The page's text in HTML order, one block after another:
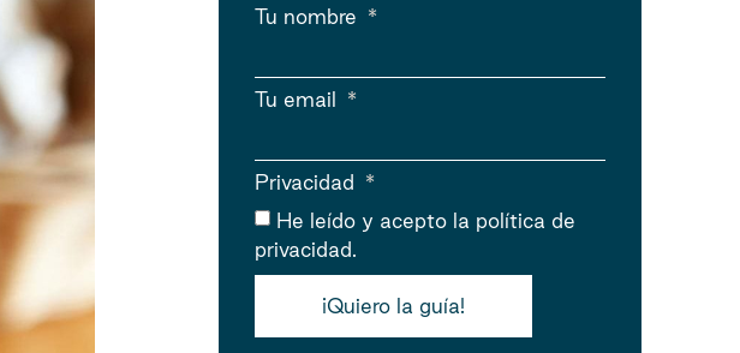
Tu nombre
Tu email
Privacidad
He leído y acepto la política de
privacidad.
¡Quiero la guía!